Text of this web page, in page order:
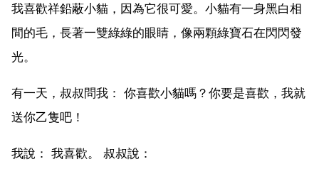
我喜歡祥鉛蔽小貓，因為它很可愛。小貓有一身黑白相
間的毛，長著一雙綠綠的眼睛，像兩顆綠寶石在閃閃發
光。
有一天，叔叔問我： 你喜歡小貓嗎？你要是喜歡，我就
送你乙隻吧！
我說： 我喜歡。 叔叔說：